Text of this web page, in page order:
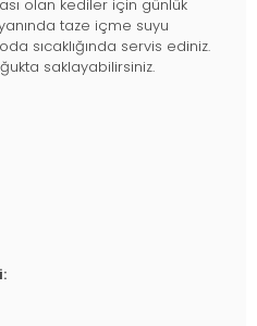
olan kediler için günlük
taze içme suyu
sıcaklığında servis ediniz.
saklayabilirsiniz.